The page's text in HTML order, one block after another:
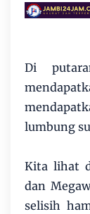
Di
lumbung
Kita lihat
dan
selisih